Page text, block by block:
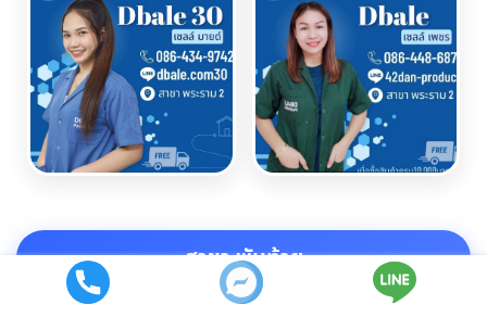
สาขา พันท้าย